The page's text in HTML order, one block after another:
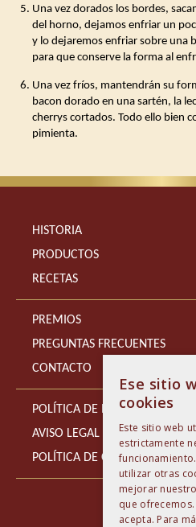
Una vez dorados los bordes,
del horno, dejamos enfriar un
y lo dejaremos enfriar sobre una
para que conserve la forma al
Una vez fríos, mantendrán su
bacon dorado en una sartén, la
cherrys cortados. Todo ello bien
pimienta.
HISTORIA
PRODUCTOS
RECETAS
PREMIOS
PREGUNTAS FRECUENTES
CONTACTO
POLÍTICA DE PRIVACIDAD
AVISO LEGAL
POLÍTICA DE COOKIES
Ese sitio
cookies
Este sitio web
estrictamente
utilizar otras
mejorar
que
acepta. Para